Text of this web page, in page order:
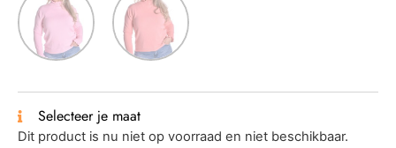
Selecteer je maat
Dit product is nu niet op voorraad en niet beschikbaar.